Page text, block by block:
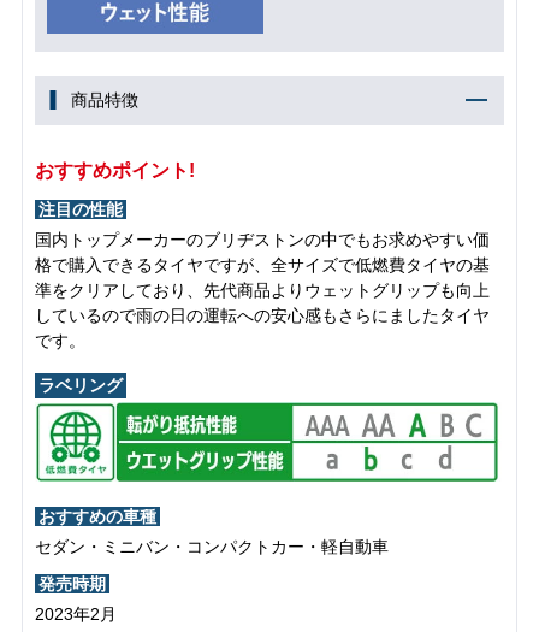
商品特徴
おすすめポイント!
注目の性能
国内トップメーカーのブリヂストンの中でもお求めやすい価
格で購入できるタイヤですが、全サイズで低燃費タイヤの基
準をクリアしており、先代商品よりウェットグリップも向上
しているので雨の日の運転への安心感もさらにましたタイヤ
です。
ラベリング
おすすめの車種
セダン・ミニバン・コンパクトカー・軽自動車
発売時期
2023年2月